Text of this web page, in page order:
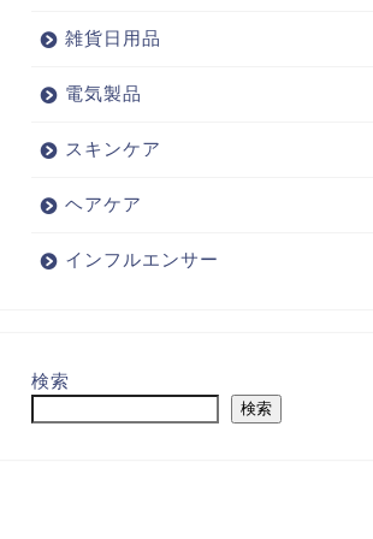
雑貨日用品
電気製品
スキンケア
ヘアケア
インフルエンサー
検索
検索